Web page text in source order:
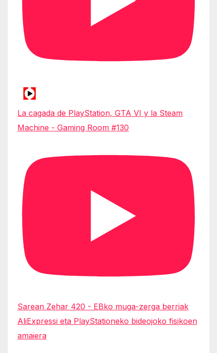
La cagada de PlayStation, GTA VI y la Steam
Machine - Gaming Room #130
Sarean Zehar 420 - EBko muga-zerga berriak
AliExpressi eta PlayStationeko bideojoko fisikoen
amaiera